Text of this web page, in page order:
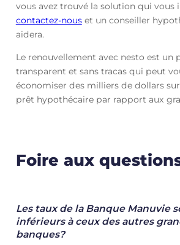
vous avez trouvé la solution qui vous
contactez-nouset un conseiller
aidera.
Le renouvellement avec nesto est un
transparent et sans tracas qui peut
économiser des milliers de dollars
prêt hypothécaire par rapport aux
Foire aux
Les taux de la Banque Manuvie
inférieurs à ceux des autres
banques?